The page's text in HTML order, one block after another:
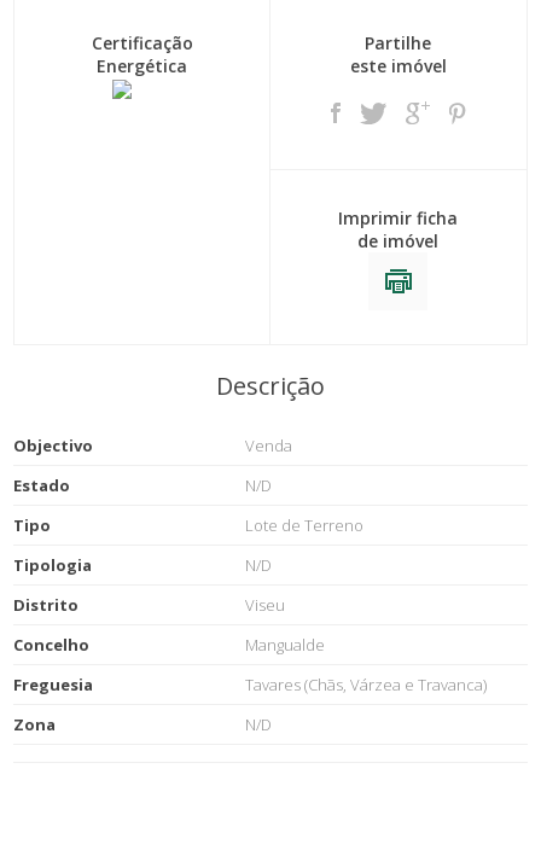
Certificação
Energética
Partilhe
este imóvel
Imprimir ficha
de imóvel
Descrição
Objectivo
Venda
Estado
N/D
Tipo
Lote de Terreno
Tipologia
N/D
Distrito
Viseu
Concelho
Mangualde
Freguesia
Tavares (Chãs, Várzea e Travanca)
Zona
N/D